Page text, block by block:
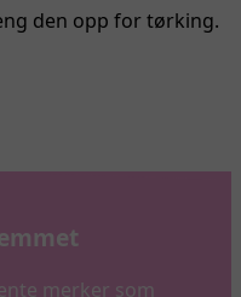
den opp for tørking.
merker som